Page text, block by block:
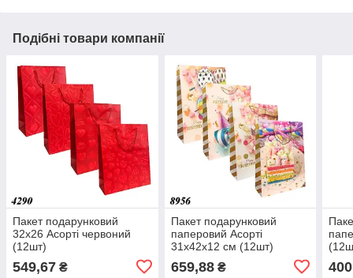
Подібні товари компанії
Пакет подарунковий
32х26 Асорті червоний
(12шт)
549,67 ₴
Пакет подарунковий
паперовий Асорті
31х42х12 см (12шт)
659,88₴